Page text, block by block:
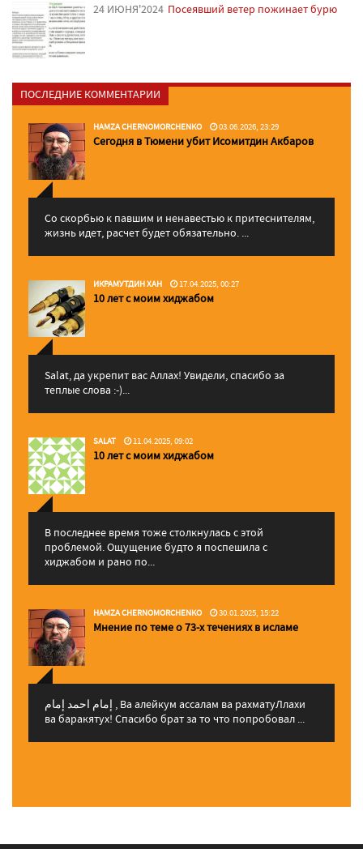
24 ИЮНЯ'2024 Посеявший ветер пожинает бурю
ПОСЛЕДНИЕ КОММЕНТАРИИ
HAMZA CHERNOMORCHENKO 03.06.2026, 23:29
Сегодня в Тюмени убит Исомитдин Акбаров
Со скорбью к павшим и ненавестью к притеснителям,
жизнь идет, расчет будет обязательно. ...
ИКРАМУТДИН ХАН 17.04.2025, 00:27
10 лет с моим хиджабом
Salat, да укрепит вас Аллаx! Увидели, спасибо за
теплые слова :-)...
SALAT 11.04.2025, 09:02
10 лет с моим хиджабом
В последнее время тоже столкнулась с этой
проблемой. Ощущение будто я поспешила с
хиджабом и рано по...
HAMZA CHERNOMORCHENKO 30.01.2025, 15:22
Мнение по теме о 73-х течениях в исламе
إمام احمد إمام , Ва алейкум ассалам ва рахматуЛлахи
ва баракятух! Спасибо брат за то что попробовал ...